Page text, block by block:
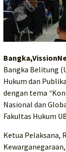
Bangka Belitung
Hukum dan
dengan tema “
Nasional dan
Fakultas Hukum
Ketua Pelaksana,